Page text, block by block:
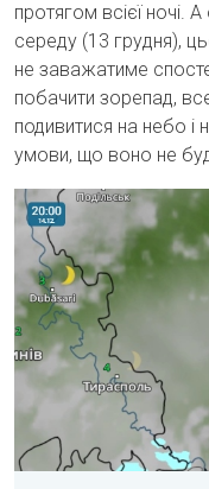
протягом всієї ночі.
середу (13 грудня),
не заважатиме
побачити зорепад,
подивитися на небо і
умови, що воно не